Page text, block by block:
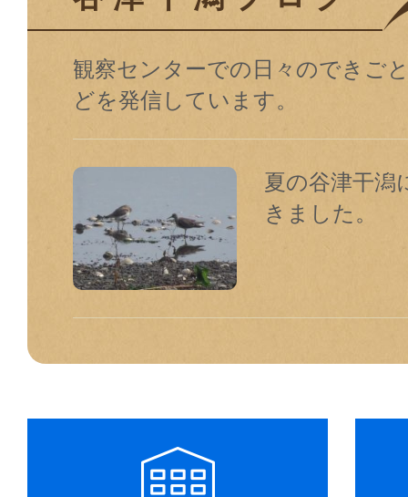
観察センターでの⽇々のできご
どを発信しています。
夏の谷津干潟
きました。